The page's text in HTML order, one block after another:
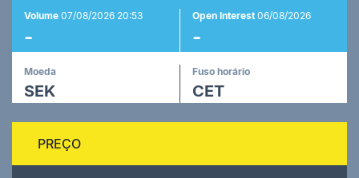
Volume 07/08/2026 20:53
-
Open Interest06/08/2026
-
Moeda
SEK
Fuso horário
CET
PREÇO